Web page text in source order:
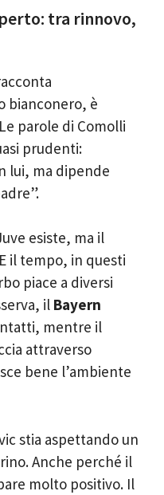
tra rinnovo,
bianconero, è
parole di Comolli
prudenti:
lui, ma dipende
esiste, ma il
il tempo, in questi
piace a diversi
il Bayern
mentre il
attraverso
bene l’ambiente
stia aspettando un
Anche perché il
molto positivo. Il